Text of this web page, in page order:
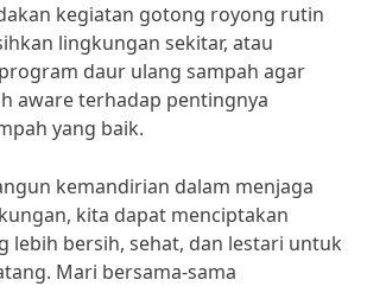
kegiatan gotong royong rutin
lingkungan sekitar, atau
daur ulang sampah agar
aware terhadap pentingnya
yang baik.
kemandirian dalam menjaga
kita dapat menciptakan
lebih bersih, sehat, dan lestari untuk
Mari bersama-sama